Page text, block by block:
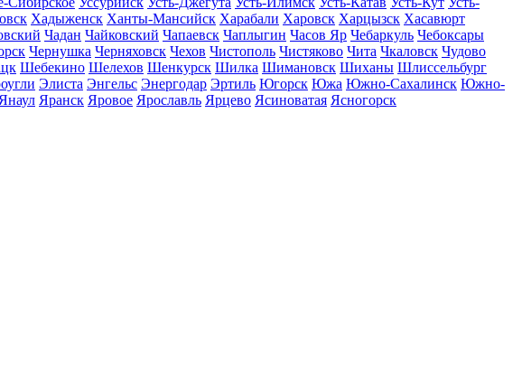
Хадыженск Ханты-Мансийск Харабали Харовск Харцызск Хасавюрт
Чадан Чайковский Чапаевск Чаплыгин Часов Яр Чебаркуль Чебоксары
Чернушка Черняховск Чехов Чистополь Чистяково Чита Чкаловск Чудово
Шебекино Шелехов Шенкурск Шилка Шимановск Шиханы Шлиссельбург
Элиста Энгельс Энергодар Эртиль Югорск Южа Южно-Сахалинск Южно-
Янаул Яранск Яровое Ярославль Ярцево Ясиноватая Ясногорск